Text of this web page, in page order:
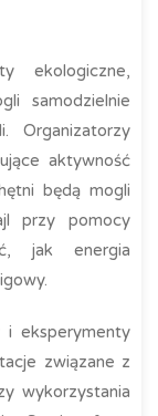
ekologiczne,
samodzielnie
Organizatorzy
aktywność
będą mogli
przy pomocy
jak energia
i eksperymenty
związane z
wykorzystania